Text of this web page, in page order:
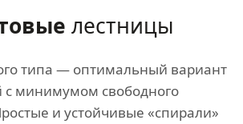
лестницы
типа — оптимальный вариант
минимумом свободного
и устойчивые «спирали»